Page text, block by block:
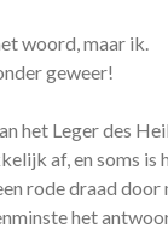
woord, maar ik.
geweer!
het Leger des
af, en soms
rode draad door
het